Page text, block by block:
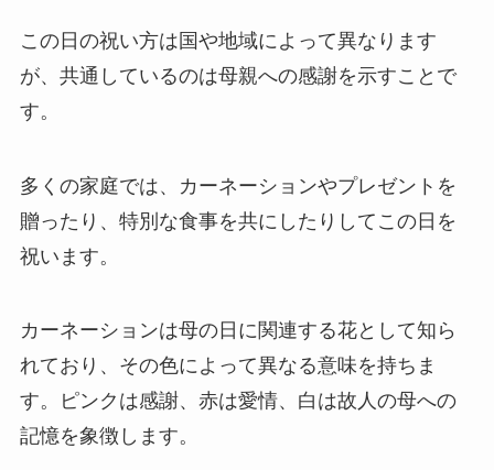
この日の祝い方は国や地域によって異なります
が、共通しているのは母親への感謝を示すことで
す。
多くの家庭では、カーネーションやプレゼントを
贈ったり、特別な食事を共にしたりしてこの日を
祝います。
カーネーションは母の日に関連する花として知ら
れており、その色によって異なる意味を持ちま
す。ピンクは感謝、赤は愛情、白は故人の母への
記憶を象徴します。